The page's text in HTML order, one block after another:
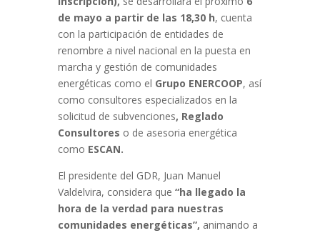
de mayo a partir de las 18,30 h, cuenta
con la participación de entidades de
renombre a nivel nacional en la puesta en
marcha y gestión de comunidades
energéticas como el Grupo ENERCOOP, así
como consultores especializados en la
solicitud de subvenciones, Reglado
Consultores o de asesoria energética
como ESCAN.
El presidente del GDR, Juan Manuel
Valdelvira, considera que “ha llegado la
hora de la verdad para nuestras
comunidades energéticas”, animando a